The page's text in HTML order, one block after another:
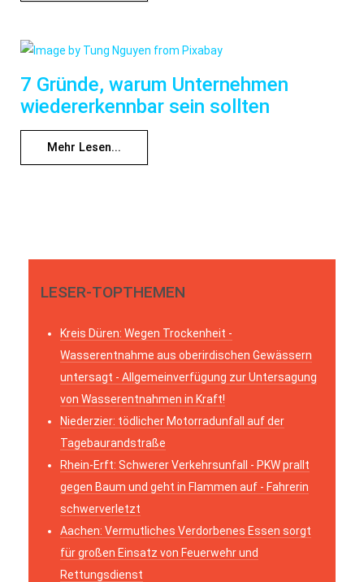
7 Gründe, warum Unternehmen
wiedererkennbar sein sollten
Mehr Lesen...
LESER-TOPTHEMEN
Kreis Düren: Wegen Trockenheit -
Wasserentnahme aus oberirdischen Gewässern
untersagt - Allgemeinverfügung zur Untersagung
von Wasserentnahmen in Kraft!
Niederzier: tödlicher Motorradunfall auf der
Tagebaurandstraße
Rhein-Erft: Schwerer Verkehrsunfall - PKW prallt
gegen Baum und geht in Flammen auf - Fahrerin
schwerverletzt
Aachen: Vermutliches Verdorbenes Essen sorgt
für großen Einsatz von Feuerwehr und
Rettungsdienst